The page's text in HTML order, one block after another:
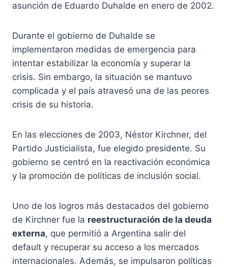
asunción de Eduardo Duhalde en enero de 2002.
Durante el gobierno de Duhalde se
implementaron medidas de emergencia para
intentar estabilizar la economía y superar la
crisis. Sin embargo, la situación se mantuvo
complicada y el país atravesó una de las peores
crisis de su historia.
En las elecciones de 2003, Néstor Kirchner, del
Partido Justicialista, fue elegido presidente. Su
gobierno se centró en la reactivación económica
y la promoción de políticas de inclusión social.
Uno de los logros más destacados del gobierno
de Kirchner fue la reestructuración de la deuda
externa, que permitió a Argentina salir del
default y recuperar su acceso a los mercados
internacionales. Además, se impulsaron políticas